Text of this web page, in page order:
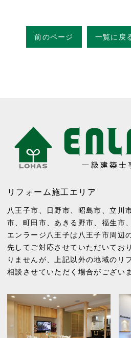
前のページ 一覧に戻
リフォーム施工エリア
八王子市 日野市 昭島市 立川
市
町田市 あきる野市 福生市
エンラージ八王子は八王子市周辺
先してご対応させていただいてお
りませんが、上記以外の地域のリ
相談させていただく場合がござい